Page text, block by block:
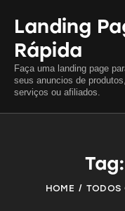
Landing
Rápida
Faça uma landing page
seus anuncios de produtos,
serviços ou afiliados.
HOME TODOS